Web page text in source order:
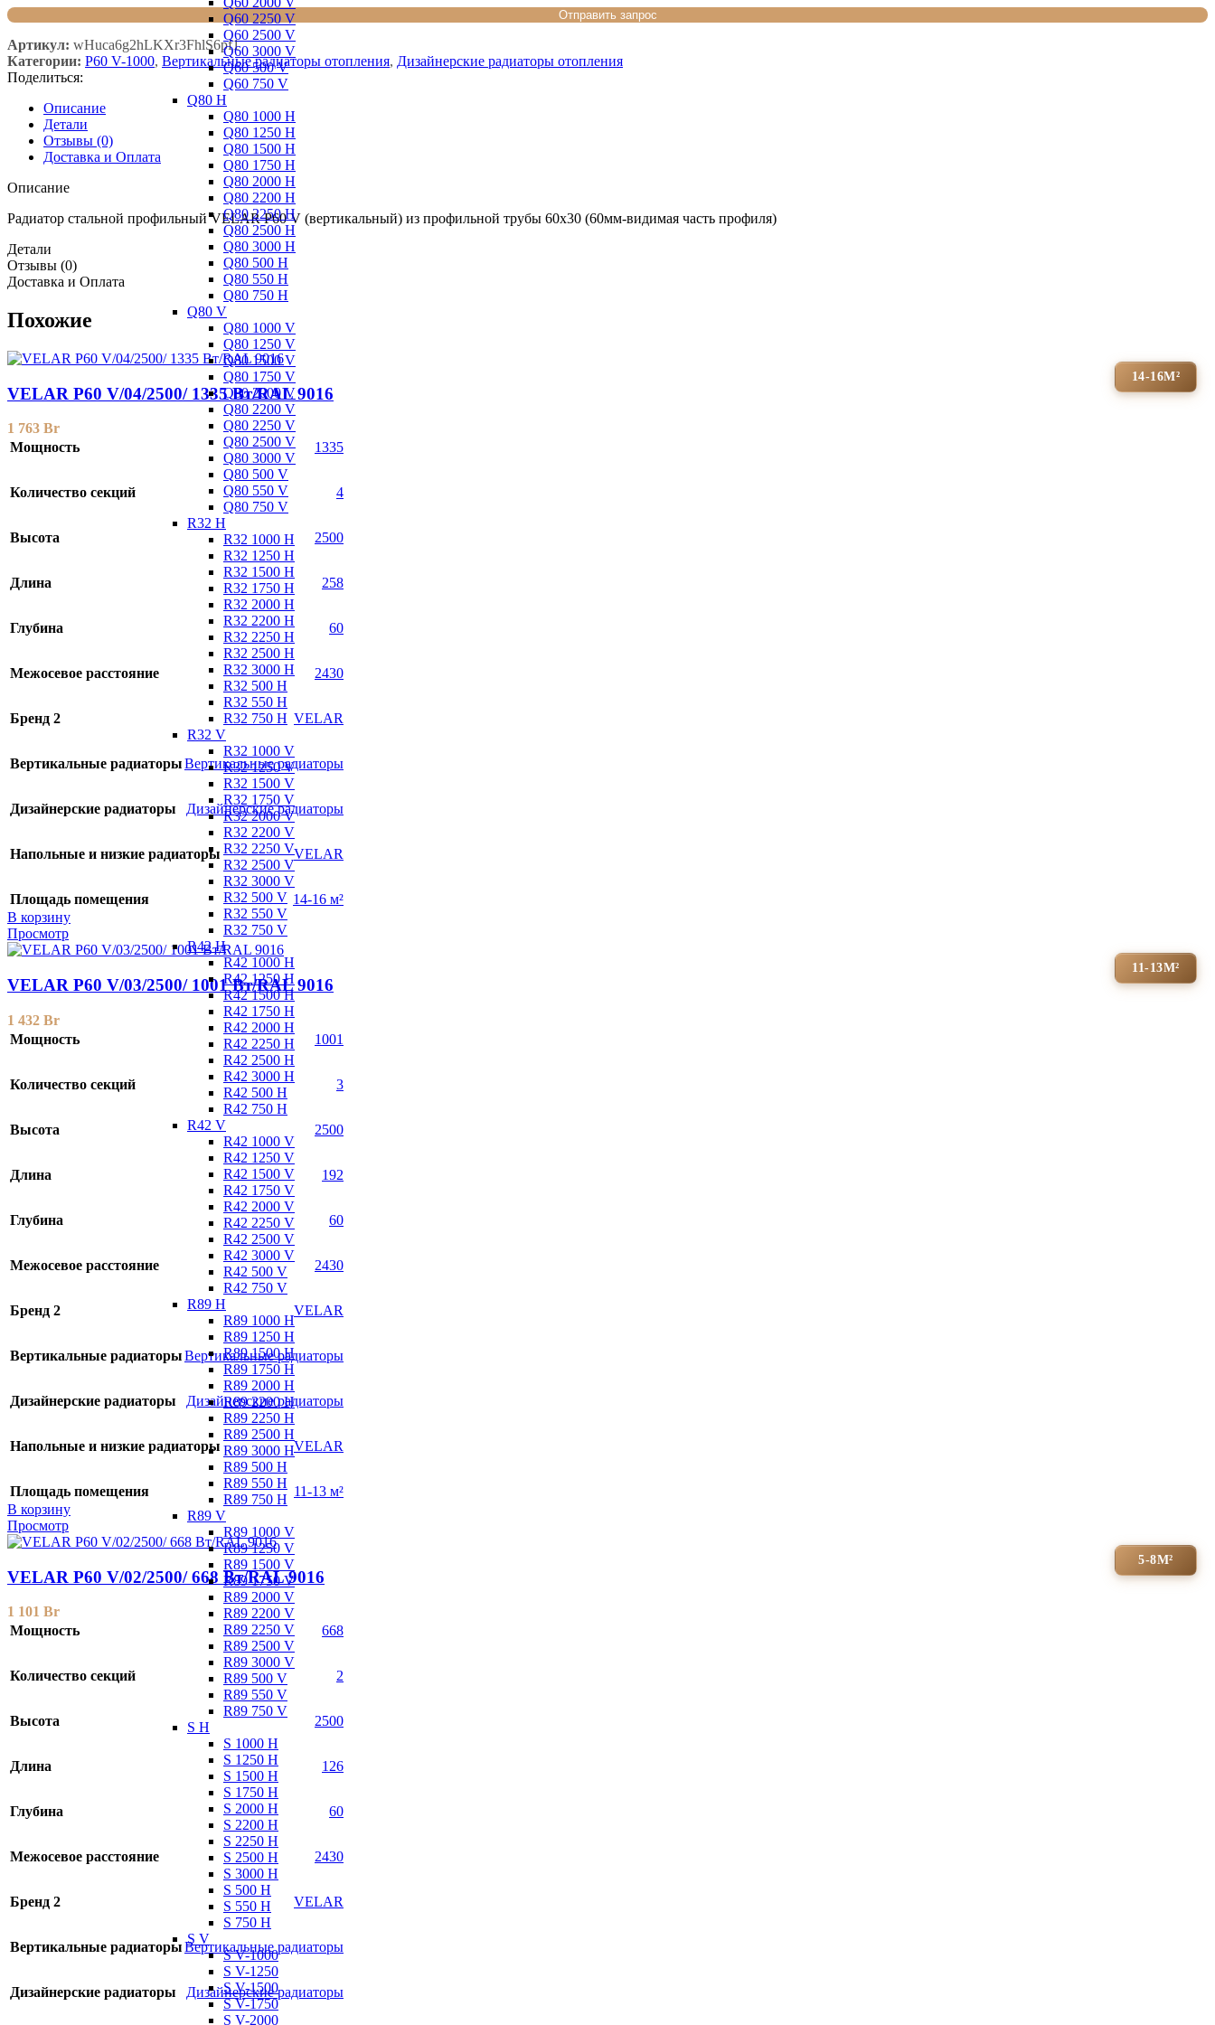
Q60 2250 V
Q60 2500 V
Q60 3000 V
Q60 500 V
Q60 750 V
Q80 H
Q80 1000 H
Q80 1250 H
Q80 1500 H
Q80 1750 H
Q80 2000 H
Q80 2200 H
Q80 2250 H
Q80 2500 H
Q80 3000 H
Q80 500 H
Q80 550 H
Q80 750 H
Q80 V
Q80 1000 V
Q80 1250 V
Q80 1500 V
Q80 1750 V
Q80 2000 V
Q80 2200 V
Q80 2250 V
Q80 2500 V
Q80 3000 V
Q80 500 V
Q80 550 V
Q80 750 V
R32 H
R32 1000 H
R32 1250 H
R32 1500 H
R32 1750 H
R32 2000 H
R32 2200 H
R32 2250 H
R32 2500 H
R32 3000 H
R32 500 H
R32 550 H
R32 750 H
R32 V
R32 1000 V
R32 1250 V
R32 1500 V
R32 1750 V
R32 2000 V
R32 2200 V
R32 2250 V
R32 2500 V
R32 3000 V
R32 500 V
R32 550 V
R32 750 V
R42 H
R42 1000 H
R42 1250 H
R42 1500 H
R42 1750 H
R42 2000 H
R42 2250 H
R42 2500 H
R42 3000 H
R42 500 H
R42 750 H
R42 V
R42 1000 V
R42 1250 V
R42 1500 V
R42 1750 V
R42 2000 V
R42 2250 V
R42 2500 V
R42 3000 V
R42 500 V
R42 750 V
R89 H
R89 1000 H
R89 1250 H
R89 1500 H
R89 1750 H
R89 2000 H
R89 2200 H
R89 2250 H
R89 2500 H
R89 3000 H
R89 500 H
R89 550 H
R89 750 H
R89 V
R89 1000 V
R89 1250 V
R89 1500 V
R89 1750 V
R89 2000 V
R89 2200 V
R89 2250 V
R89 2500 V
R89 3000 V
R89 500 V
R89 550 V
R89 750 V
S H
S 1000 H
S 1250 H
S 1500 H
S 1750 H
S 2000 H
S 2200 H
S 2250 H
S 2500 H
S 3000 H
S 500 H
S 550 H
S 750 H
S V
S V-1000
S V-1250
S V-1500
S V-1750
S V-2000
Артикул: wHuca6g2hLKXr3FhlS6pf1
Категории: P60 V-1000, Вертикальные радиаторы отопления, Дизайнерские радиаторы отопления
Поделиться:
Описание
Детали
Отзывы (0)
Доставка и Оплата
Описание
Радиатор стальной профильный VELAR P60 V (вертикальный) из профильной трубы 60х30 (60мм-видимая часть профиля)
Детали
Отзывы (0)
Доставка и Оплата
Похожие
14-16М²
VELAR P60 V/04/2500/ 1335 Bт/RAL 9016
1 763 Br
Мощность
1335
Количество секций 4
Высота 2500
Длина 258
Глубина 60
Межосевое расстояние 2430
Бренд 2 VELAR
Вертикальные радиаторыВертикальные радиаторы
Дизайнерские радиаторы Дизайнерские радиаторы
Напольные и низкие радиаторы VELAR
Площадь помещения
14-16 м²
В корзину
Просмотр
11-13М²
VELAR P60 V/03/2500/ 1001 Bт/RAL 9016
1 432 Br
Мощность
1001
Количество секций 3
Высота 2500
Длина 192
Глубина 60
Межосевое расстояние 2430
Бренд 2 VELAR
Вертикальные радиаторыВертикальные радиаторы
Дизайнерские радиаторы Дизайнерские радиаторы
Напольные и низкие радиаторы VELAR
Площадь помещения
11-13 м²
В корзину
Просмотр
5-8М²
VELAR P60 V/02/2500/ 668 Bт/RAL 9016
1 101 Br
Мощность
668
Количество секций 2
Высота 2500
Длина 126
Глубина 60
Межосевое расстояние 2430
Бренд 2 VELAR
Вертикальные радиаторыВертикальные радиаторы
Дизайнерские радиаторы Дизайнерские радиаторы